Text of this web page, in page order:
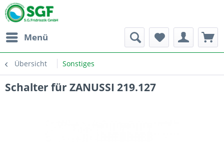
Menü
Übersicht Sonstiges
Schalter für ZANUSSI 219.127